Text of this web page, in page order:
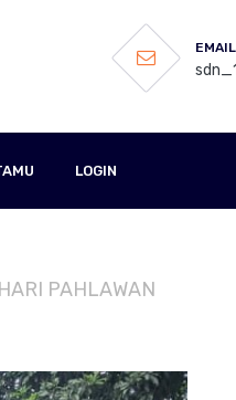
LOGIN
PAHLAWAN